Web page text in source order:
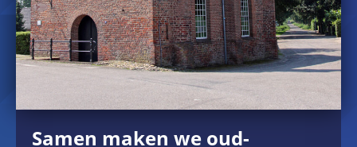
Samen maken we oud-